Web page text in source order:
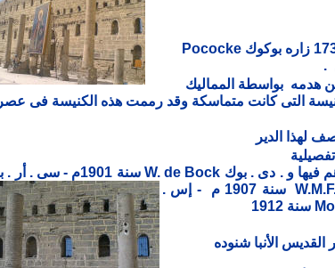
وفى 1672 م زاره الرحالة وانسلبين Wansleben وفى سنة 1737 زاره بوكوك Pococke
.
التى كانت متماسكة وقد رممت هذه الكنيسة فى عصر
C.R. Peers فى سنة 1904 م - و . إم . إف بيترى W.M.F. Petrie سنة 1907 م - إس .
الأنبا شنوده